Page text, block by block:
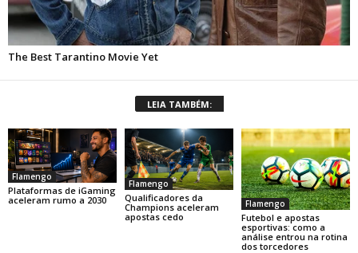
LEIA TAMBÉM:
Flamengo
Plataformas de iGaming
aceleram rumo a 2030
Flamengo
Qualificadores da
Champions aceleram
apostas cedo
Flamengo
Futebol e apostas
esportivas: como a
análise entrou na rotina
dos torcedores